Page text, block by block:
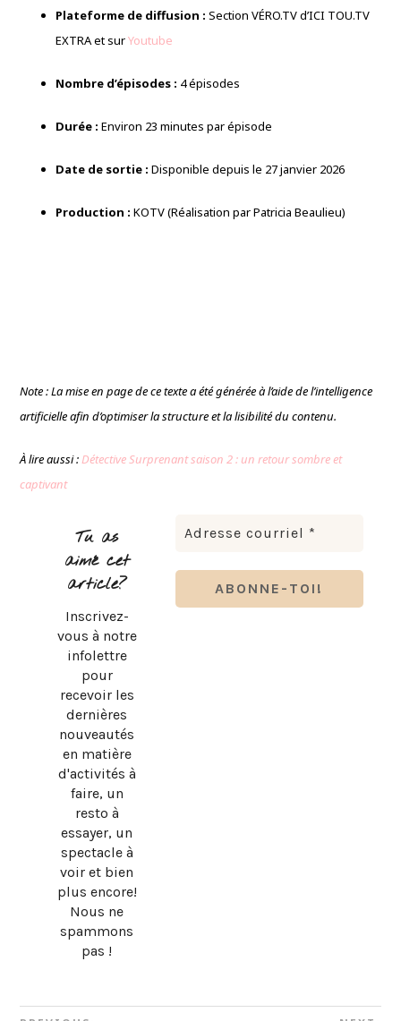
Plateforme de diffusion : Section VÉRO.TV d’ICI TOU.TV
EXTRA et surYoutube
Nombre d’épisodes : 4 épisodes
Durée : Environ 23 minutes par épisode
Date de sortie : Disponible depuis le 27 janvier 2026
Production : KOTV (Réalisation par Patricia Beaulieu)
Note : La mise en page de ce texte a été générée à l’aide de l’intelligence
artificielle afin d’optimiser la structure et la lisibilité du contenu.
À lire aussi :Détective Surprenant saison 2 : un retour sombre et
captivant
Tu as
aimé cet
article?
Inscrivez-
vous à notre
infolettre
pour
recevoir les
dernières
nouveautés
en matière
d'activités à
faire, un
resto à
essayer, un
spectacle à
voir et bien
plus encore!
Nous ne
spammons
pas !